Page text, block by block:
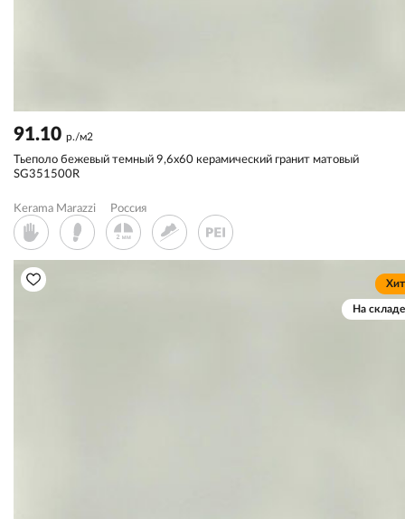
91.10 р./м2
Тьеполо бежевый темный 9,6x60 керамический гранит матовый
SG351500R
Kerama Marazzi Россия
Хит
На складе